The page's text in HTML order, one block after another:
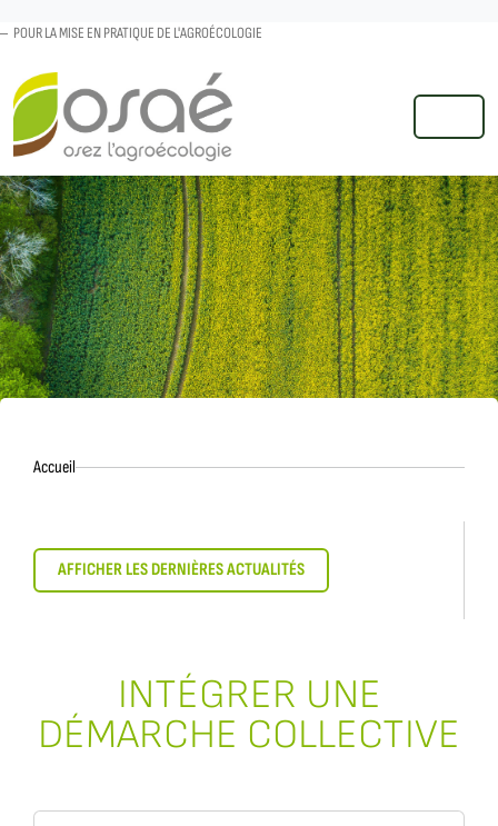
POUR LA MISE EN PRATIQUE DE L'AGROÉCOLOGIE
MENU
AccueilAccueil
AFFICHER LES DERNIÈRES ACTUALITÉS
INTÉGRER UNE
DÉMARCHE COLLECTIVE